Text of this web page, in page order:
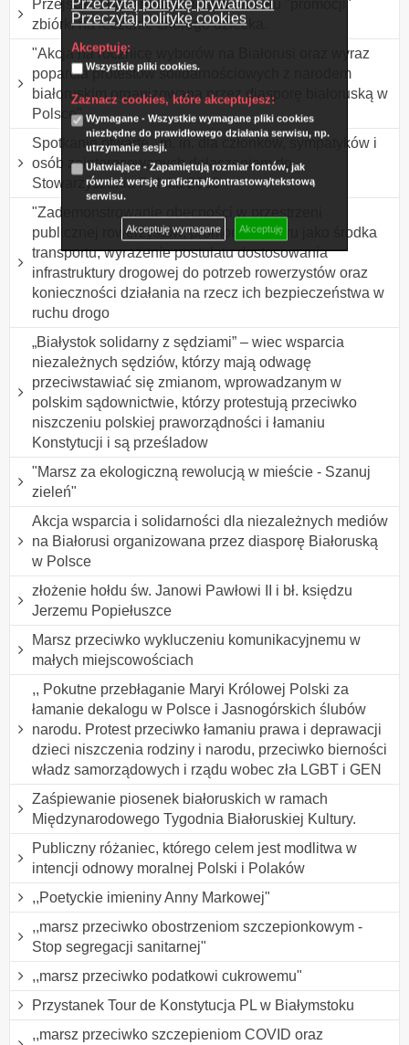
Przeczytaj politykę prywatności
Przeczytaj politykę cookies
Akceptuję:
Wszystkie pliki cookies.
Zaznacz cookies, które akceptujesz:
Wymagane - Wszystkie wymagane pliki cookies
niezbędne do prawidłowego działania serwisu, np.
utrzymanie sesji.
Ułatwiające - Zapamiętują rozmiar fontów, jak
również wersję graficzną/kontrastową/tekstową
serwisu.
Akceptuję wymagane Akceptuję
Przejście z banerem i balonami w celu "promocji"
zbiórki na leczenie chorego dziecka.
"Akcja na rocznicę wyborów na Białorusi oraz wyraz
poparcia protestów solidarnościowych z narodem
białoruskim organizowana przez diasporę białoruską w
Polsce"
Spotkanie otwarte , m. in. dla członków, sympatyków i
osób zainteresowanych dołączeniem do
Stowarzyszenia Polska 2050
"Zademonstrowanie obecności w przestrzeni
publicznej rowerzystów, promocja roweru jako środka
transportu, wyrażenie postulatu dostosowania
infrastruktury drogowej do potrzeb rowerzystów oraz
konieczności działania na rzecz ich bezpieczeństwa w
ruchu drogo
„Białystok solidarny z sędziami” – wiec wsparcia
niezależnych sędziów, którzy mają odwagę
przeciwstawiać się zmianom, wprowadzanym w
polskim sądownictwie, którzy protestują przeciwko
niszczeniu polskiej praworządności i łamaniu
Konstytucji i są prześladow
"Marsz za ekologiczną rewolucją w mieście - Szanuj
zieleń"
Akcja wsparcia i solidarności dla niezależnych mediów
na Białorusi organizowana przez diasporę Białoruską
w Polsce
złożenie hołdu św. Janowi Pawłowi II i bł. księdzu
Jerzemu Popiełuszce
Marsz przeciwko wykluczeniu komunikacyjnemu w
małych miejscowościach
,, Pokutne przebłaganie Maryi Królowej Polski za
łamanie dekalogu w Polsce i Jasnogórskich ślubów
narodu. Protest przeciwko łamaniu prawa i deprawacji
dzieci niszczenia rodziny i narodu, przeciwko bierności
władz samorządowych i rządu wobec zła LGBT i GEN
Zaśpiewanie piosenek białoruskich w ramach
Międzynarodowego Tygodnia Białoruskiej Kultury.
Publiczny różaniec, którego celem jest modlitwa w
intencji odnowy moralnej Polski i Polaków
,,Poetyckie imieniny Anny Markowej"
,,marsz przeciwko obostrzeniom szczepionkowym -
Stop segregacji sanitarnej"
,,marsz przeciwko podatkowi cukrowemu"
Przystanek Tour de Konstytucja PL w Białymstoku
,,marsz przeciwko szczepieniom COVID oraz